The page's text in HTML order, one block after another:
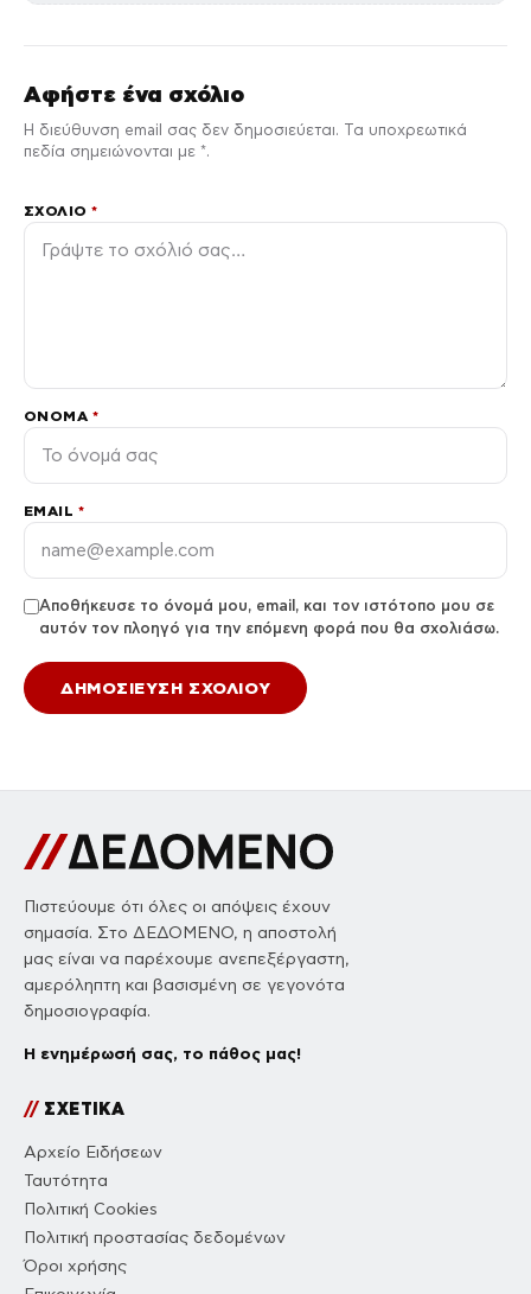
Αφήστε ένα σχόλιο
Η διεύθυνση email σας δεν δημοσιεύεται. Τα υποχρεωτικά
πεδία σημειώνονται με *.
ΣΧΌΛΙΟ*
ΌΝΟΜΑ *
EMAIL *
Αποθήκευσε το όνομά μου, email, και τον ιστότοπο μου σε
αυτόν τον πλοηγό για την επόμενη φορά που θα σχολιάσω.
Πιστεύουμε ότι όλες οι απόψεις έχουν
σημασία. Στο ΔΕΔΟΜΕΝΟ, η αποστολή
μας είναι να παρέχουμε ανεπεξέργαστη,
αμερόληπτη και βασισμένη σε γεγονότα
δημοσιογραφία.
Η ενημέρωσή σας, το πάθος μας!
//ΣΧΕΤΙΚΑ
Αρχείο Ειδήσεων
Ταυτότητα
Πολιτική Cookies
Πολιτική προστασίας δεδομένων
Όροι χρήσης